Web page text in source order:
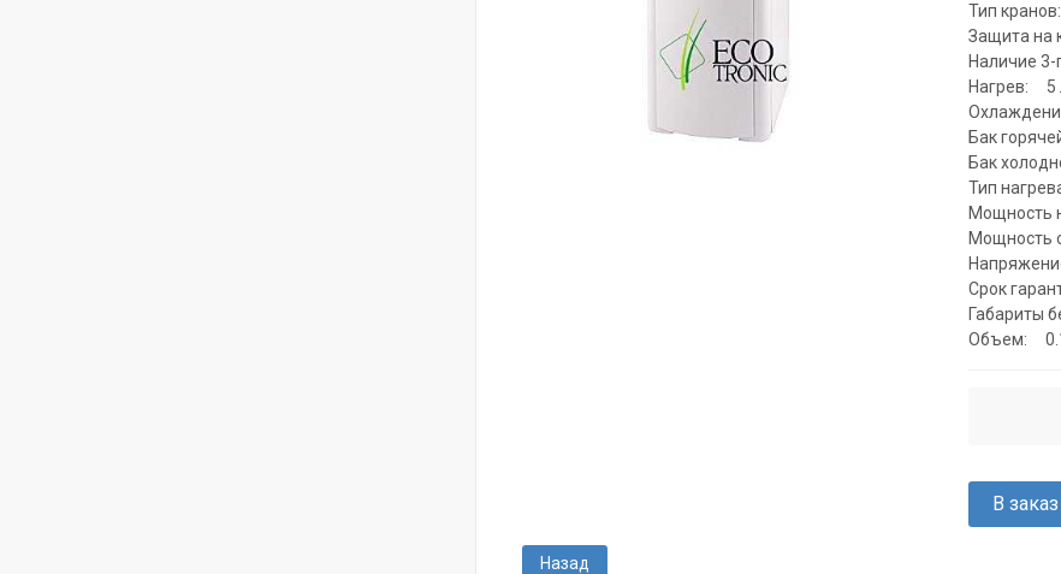
Тип
Защита на
Наличие
Нагрев: 5
Бак
Бак
Тип
Мощность
Мощность
Срок
Габариты
Объем:
В заказ
Назад